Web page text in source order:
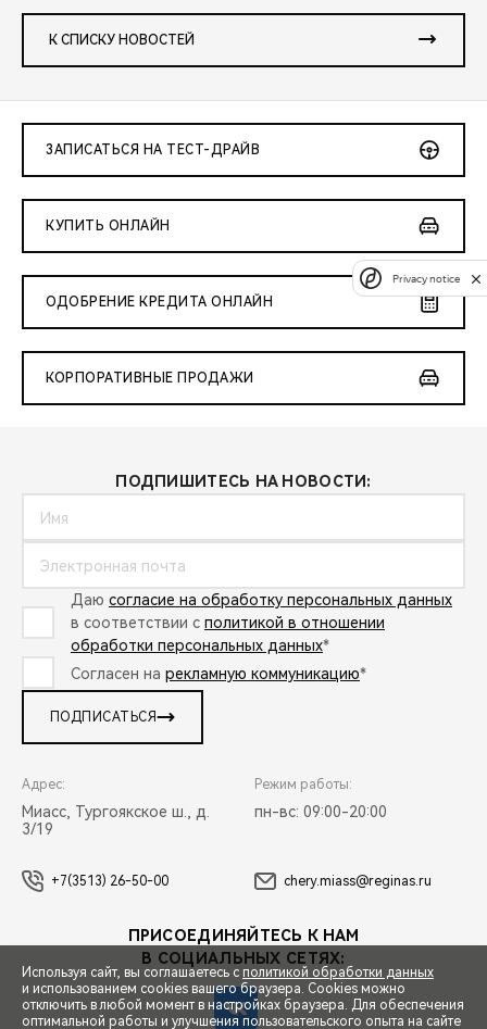
К СПИСКУ НОВОСТЕЙ
ЗАПИСАТЬСЯ НА ТЕСТ-ДРАЙВ
КУПИТЬ ОНЛАЙН
ОДОБРЕНИЕ КРЕДИТА ОНЛАЙН
КОРПОРАТИВНЫЕ ПРОДАЖИ
ПОДПИШИТЕСЬ НА НОВОСТИ:
Даю согласие на обработку персональных данных
в соответствии с политикой в отношении
обработки персональных данных*
Согласен на рекламную коммуникацию*
ПОДПИСАТЬСЯ
Адрес:
Миасс, Тургоякское ш., д.
3/19
Режим работы:
пн-вс: 09:00-20:00
+7(3513) 26-50-00 chery.miass@reginas.ru
ПРИСОЕДИНЯЙТЕСЬ К НАМ
В СОЦИАЛЬНЫХ СЕТЯХ:
Используя сайт, вы соглашаетесь с политикой обработки данных
и использованием cookies вашего браузера. Cookies можно
отключить в любой момент в настройках браузера. Для обеспечения
оптимальной работы и улучшения пользовательского опыта на сайте
Privacy notice